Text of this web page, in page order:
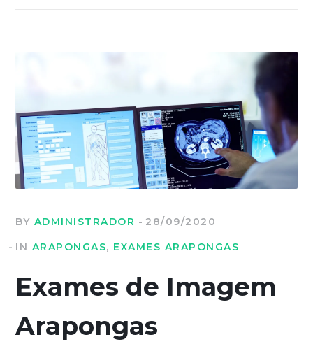
BY ADMINISTRADOR
28/09/2020
IN ARAPONGAS, EXAMES ARAPONGAS
Exames de Imagem
Arapongas